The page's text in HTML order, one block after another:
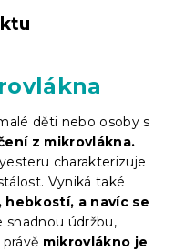
děti nebo osoby s
z mikrovlákna.
charakterizuje
Vyniká také
a navíc se
údržbu,
mikrovlákno je